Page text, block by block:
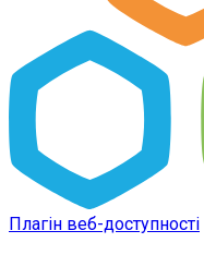
Плагін веб-доступності